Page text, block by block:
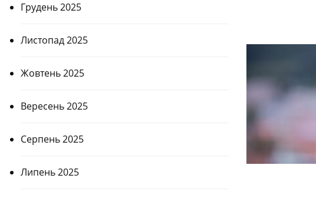
Грудень 2025
Листопад 2025
Жовтень 2025
Вересень 2025
Серпень 2025
Липень 2025